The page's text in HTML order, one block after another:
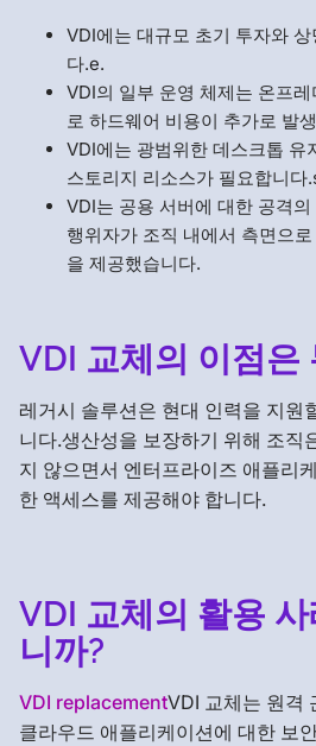
VDI에는 대규모 초기 투자와
다.e.
VDI의 일부 운영 체제는 온프
로 하드웨어 비용이 추가로 발
VDI에는 광범위한 데스크톱 유
스토리지 리소스가 필요합니다
VDI는 공용 서버에 대한 공격
행위자가 조직 내에서 측면으
을 제공했습니다.
VDI 교체의 이점은
레거시 솔루션은 현대 인력을 지원
니다.생산성을 보장하기 위해 조직
지 않으면서 엔터프라이즈 애플리
한 액세스를 제공해야 합니다.
VDI 교체의 활용
니까?
VDI replacementVDI 교체는 원격
클라우드 애플리케이션에 대한 보